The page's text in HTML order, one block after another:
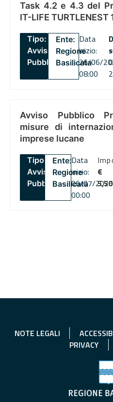
Task 4.2 e 4.3 del
IT-LIFE
Tipo:
Avviso
Pubblico
Ente:
Regione
Basilicata
Data
inizio:
26/06/
08:00
Avviso Pubblico
misure di
imprese lucane
Tipo:
Avviso
Pubblico
Ente:
Regione
Basilicata
Data
inizio:
06/07/2026
00:00
€
NOTE LEGALI
PRIVACY